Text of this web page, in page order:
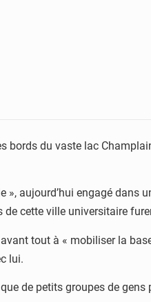
bords du vaste lac
», aujourd’hui engagé dans
de cette ville universitaire
tout à « mobiliser la
lui.
de petits groupes de